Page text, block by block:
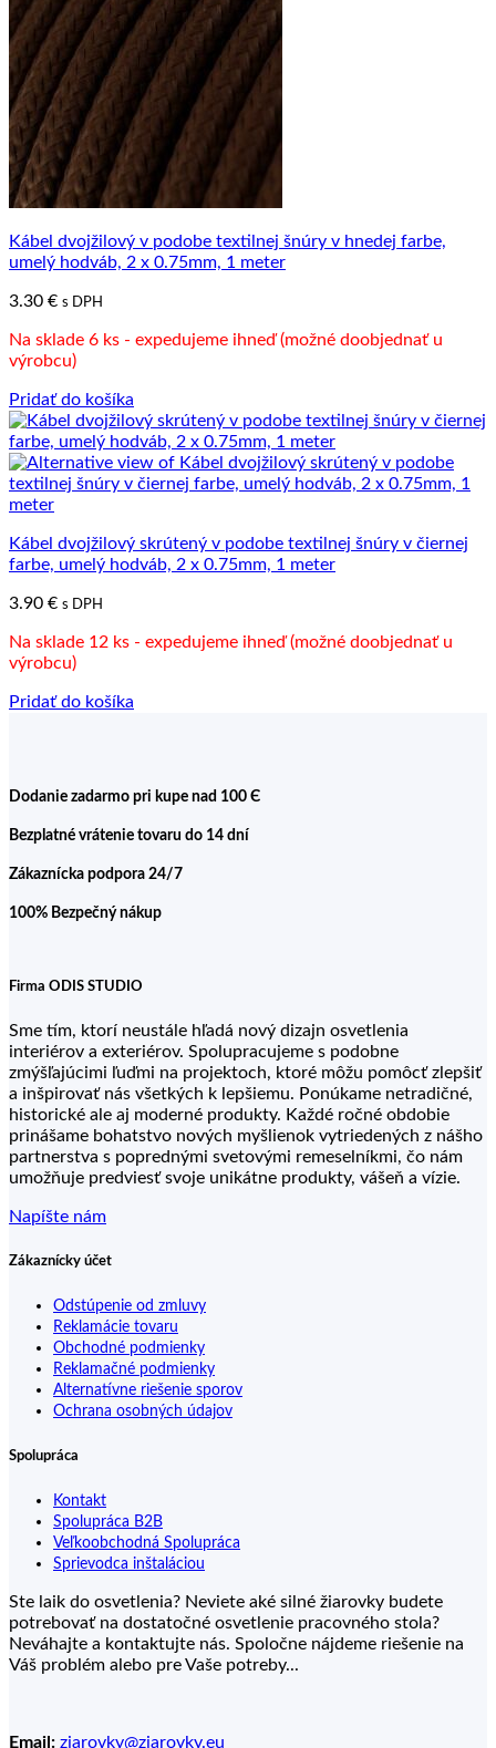
Kábel dvojžilový v podobe textilnej šnúry v hnedej farbe,
umelý hodváb, 2 x 0.75mm, 1 meter
3.30 € s DPH
Na sklade 6 ks - expedujeme ihneď (možné doobjednať u
výrobcu)
Pridať do košíka
Kábel dvojžilový skrútený v podobe textilnej šnúry v čiernej
farbe, umelý hodváb, 2 x 0.75mm, 1 meter
3.90 € s DPH
Na sklade 12 ks - expedujeme ihneď (možné doobjednať u
výrobcu)
Pridať do košíka
Dodanie zadarmo pri kupe nad 100 Є
Bezplatné vrátenie tovaru do 14 dní
Zákaznícka podpora 24/7
100% Bezpečný nákup
Firma ODIS STUDIO
Sme tím, ktorí neustále hľadá nový dizajn osvetlenia
interiérov a exteriérov. Spolupracujeme s podobne
zmýšľajúcimi ľuďmi na projektoch, ktoré môžu pomôcť zlepšiť
a inšpirovať nás všetkých k lepšiemu. Ponúkame netradičné,
historické ale aj moderné produkty. Každé ročné obdobie
prinášame bohatstvo nových myšlienok vytriedených z nášho
partnerstva s poprednými svetovými remeselníkmi, čo nám
umožňuje predviesť svoje unikátne produkty, vášeň a vízie.
Napíšte nám
Zákaznícky účet
Odstúpenie od zmluvy
Reklamácie tovaru
Obchodné podmienky
Reklamačné podmienky
Alternatívne riešenie sporov
Ochrana osobných údajov
Spolupráca
Kontakt
Spolupráca B2B
Veľkoobchodná Spolupráca
Sprievodca inštaláciou
Ste laik do osvetlenia? Neviete aké silné žiarovky budete
potrebovať na dostatočné osvetlenie pracovného stola?
Neváhajte a kontaktujte nás. Spoločne nájdeme riešenie na
Váš problém alebo pre Vaše potreby...
Email: ziarovky@ziarovky.eu